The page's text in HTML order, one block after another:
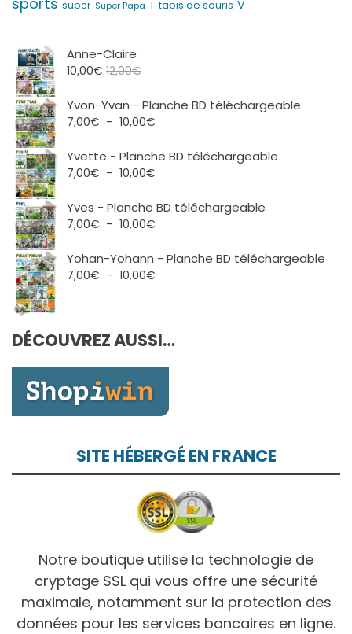
super Super Papa T tapis de souris V
Anne-Claire
10,00€ 12,00€
Yvon-Yvan - Planche BD téléchargeable
7,00€ – 10,00€
prix :
10,00€
Yvette - Planche BD téléchargeable
7,00€ – 10,00€
prix :
10,00€
Yves - Planche BD téléchargeable
7,00€ – 10,00€
prix :
Yohan-Yohann - Planche BD téléchargeable
7,00€ – 10,00€
à
DÉCOUVREZ AUSSI…
SITE HÉBERGÉ EN FRANCE
Notre boutique utilise la technologie de
cryptage SSL qui vous offre une sécurité
maximale, notamment sur la protection des
données pour les services bancaires en ligne.